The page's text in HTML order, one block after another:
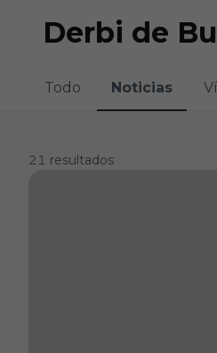
Derbi de
Todo Noticias
21 resultados